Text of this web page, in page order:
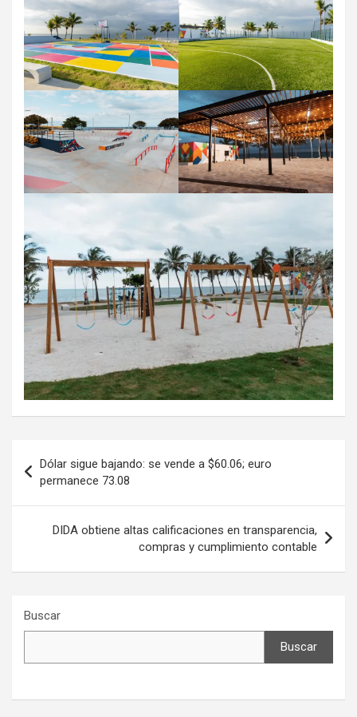
de
entradas
Dólar sigue bajando: se vende a $60.06; euro
permanece 73.08
DIDA obtiene altas calificaciones en transparencia,
compras y cumplimiento contable
Buscar
Buscar